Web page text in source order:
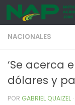
Skip to content
NACIONALES
‘Se acerca
dólares y
POR GABRIEL QUAIZEL ·